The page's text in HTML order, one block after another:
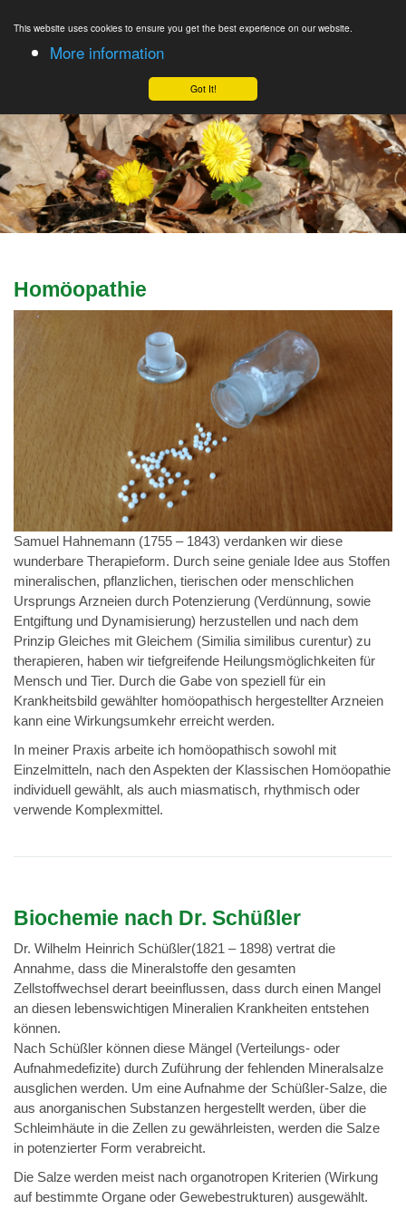
This website uses cookies to ensure you get the best experience on our website.
More information
Got It!
Homöopathie
Samuel Hahnemann (1755 – 1843) verdanken wir diese
wunderbare Therapieform. Durch seine geniale Idee aus Stoffen
mineralischen, pflanzlichen, tierischen oder menschlichen
Ursprungs Arzneien durch Potenzierung (Verdünnung, sowie
Entgiftung und Dynamisierung) herzustellen und nach dem
Prinzip Gleiches mit Gleichem (Similia similibus curentur) zu
therapieren, haben wir tiefgreifende Heilungsmöglichkeiten für
Mensch und Tier. Durch die Gabe von speziell für ein
Krankheitsbild gewählter homöopathisch hergestellter Arzneien
kann eine Wirkungsumkehr erreicht werden.
In meiner Praxis arbeite ich homöopathisch sowohl mit
Einzelmitteln, nach den Aspekten der Klassischen Homöopathie
individuell gewählt, als auch miasmatisch, rhythmisch oder
verwende Komplexmittel.
Biochemie nach Dr. Schüßler
Dr. Wilhelm Heinrich Schüßler(1821 – 1898) vertrat die
Annahme, dass die Mineralstoffe den gesamten
Zellstoffwechsel derart beeinflussen, dass durch einen Mangel
an diesen lebenswichtigen Mineralien Krankheiten entstehen
können.
Nach Schüßler können diese Mängel (Verteilungs- oder
Aufnahmedefizite) durch Zuführung der fehlenden Mineralsalze
ausglichen werden. Um eine Aufnahme der Schüßler-Salze, die
aus anorganischen Substanzen hergestellt werden, über die
Schleimhäute in die Zellen zu gewährleisten, werden die Salze
in potenzierter Form verabreicht.
Die Salze werden meist nach organotropen Kriterien (Wirkung
auf bestimmte Organe oder Gewebestrukturen) ausgewählt.